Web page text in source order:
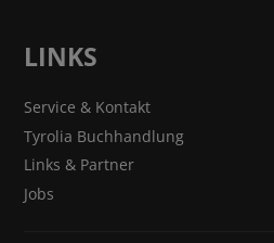
LINKS
Service & Kontakt
Tyrolia Buchhandlung
Links & Partner
Jobs